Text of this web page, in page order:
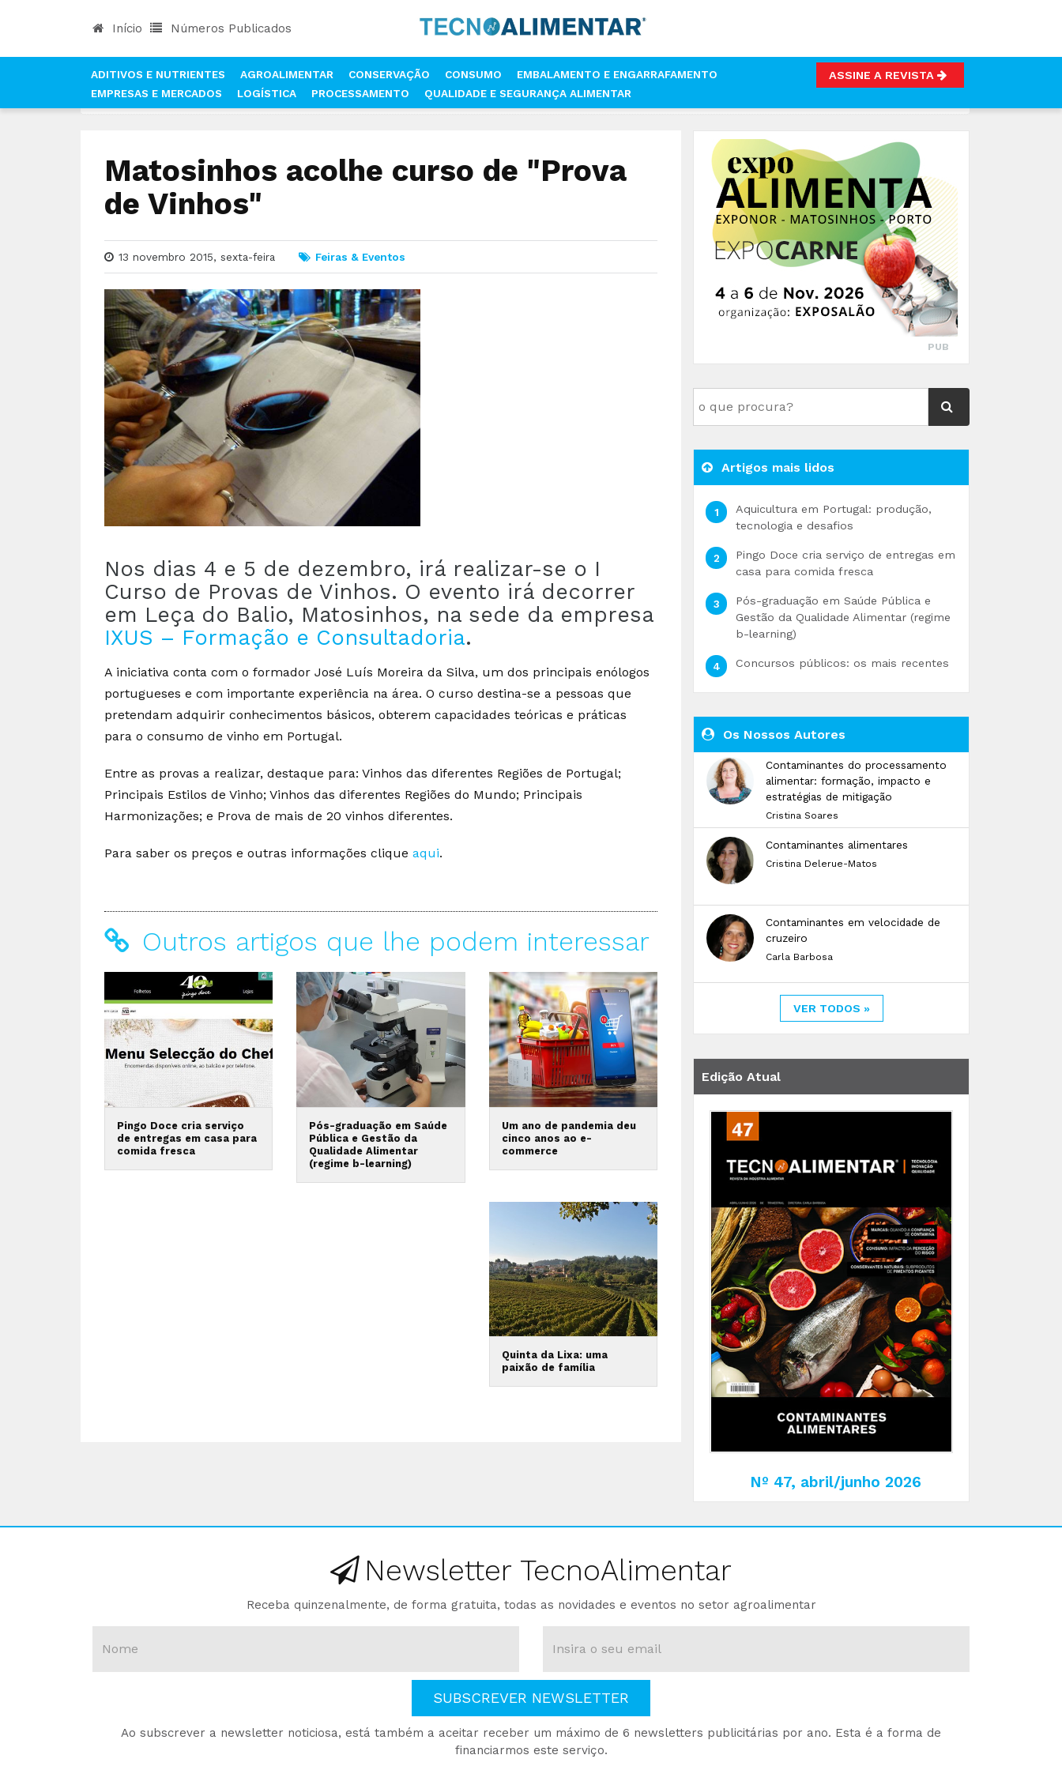
Início Números Publicados
ADITIVOS E NUTRIENTES AGROALIMENTAR CONSERVAÇÃO CONSUMO
EMBALAMENTO E ENGARRAFAMENTO
EMPRESAS E MERCADOS
LOGÍSTICA PROCESSAMENTO QUALIDADE E SEGURANÇA ALIMENTAR
ASSINE A REVISTA
MATOSINHOS ACOLHE CURSO DE "PROVA DE VINHOS"
Matosinhos acolhe curso de "Prova
de Vinhos"
13 novembro 2015, sexta-feira Feiras & Eventos
Nos dias 4 e 5 de dezembro, irá realizar-se o I
Curso de Provas de Vinhos. O evento irá decorrer
em Leça do Balio, Matosinhos, na sede da empresa
IXUS – Formação e Consultadoria.
A iniciativa conta com o formador José Luís Moreira da Silva, um dos principais enólogos
portugueses e com importante experiência na área. O curso destina-se a pessoas que
pretendam adquirir conhecimentos básicos, obterem capacidades teóricas e práticas
para o consumo de vinho em Portugal.
Entre as provas a realizar, destaque para: Vinhos das diferentes Regiões de Portugal;
Principais Estilos de Vinho; Vinhos das diferentes Regiões do Mundo; Principais
Harmonizações; e Prova de mais de 20 vinhos diferentes.
Para saber os preços e outras informações clique aqui.
Outros artigos que lhe podem interessar
Pingo Doce cria serviço
de entregas em casa para
comida fresca
Pós-graduação em Saúde
Pública e Gestão da
Qualidade Alimentar
(regime b-learning)
Um ano de pandemia deu
cinco anos ao e-
commerce
Quinta da Lixa: uma
paixão de família
PUB
Artigos mais lidos
Aquicultura em Portugal: produção,
tecnologia e desafios
Pingo Doce cria serviço de entregas em
casa para comida fresca
Pós-graduação em Saúde Pública e
Gestão da Qualidade Alimentar (regime
b-learning)
Concursos públicos: os mais recentes
Os Nossos Autores
Contaminantes do processamento
alimentar: formação, impacto e
estratégias de mitigação
Cristina Soares
Contaminantes alimentares
Cristina Delerue-Matos
Contaminantes em velocidade de
cruzeiro
Carla Barbosa
VER TODOS »
Edição Atual
Nº 47, abril/junho 2026
Newsletter TecnoAlimentar
Receba quinzenalmente, de forma gratuita, todas as novidades e eventos no setor agroalimentar
SUBSCREVER NEWSLETTER
Ao subscrever a newsletter noticiosa, está também a aceitar receber um máximo de 6 newsletters publicitárias por ano. Esta é a forma de
financiarmos este serviço.